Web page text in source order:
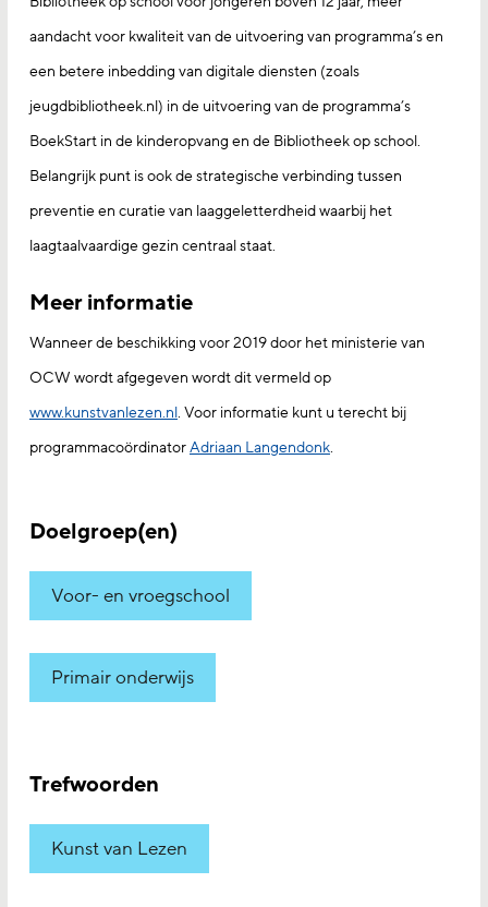
aandacht voor kwaliteit van de uitvoering van programma’s en
een betere inbedding van digitale diensten (zoals
jeugdbibliotheek.nl) in de uitvoering van de programma’s
BoekStart in de kinderopvang en de Bibliotheek op school.
Belangrijk punt is ook de strategische verbinding tussen
preventie en curatie van laaggeletterdheid waarbij het
laagtaalvaardige gezin centraal staat.
Meer informatie
Wanneer de beschikking voor 2019 door het ministerie van
OCW wordt afgegeven wordt dit vermeld op
www.kunstvanlezen.nl. Voor informatie kunt u terecht bij
programmacoördinatorAdriaan Langendonk.
Doelgroep(en)
Voor- en vroegschool
Primair onderwijs
Trefwoorden
Kunst van Lezen